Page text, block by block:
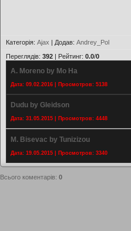
Категорія: Ajax | Додав: Andrey_Pol
Переглядів: 392| Рейтинг: 0.0/0
A. Moreno by Mo Ha
Дата: 09.02.2016 | Просмотров: 5138
Dudu by Gleidson
Дата: 31.05.2015 | Просмотров: 4448
M. Bisevac by Tunizizou
Дата: 19.05.2015 | Просмотров: 3340
Всього коментарів: 0